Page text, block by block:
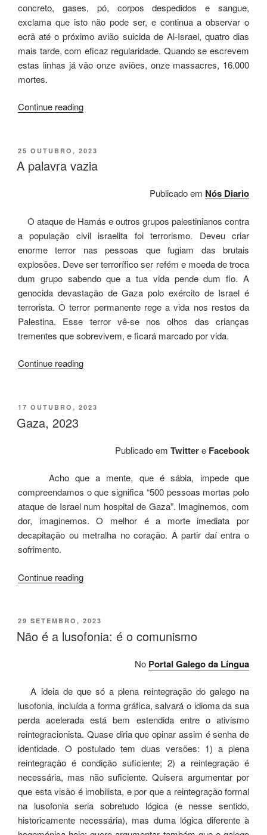
concreto, gases, pó, corpos despedidos e sangue,
exclama que isto não pode ser, e continua a observar o
ecrã até o próximo avião suicida de Al-Israel, quatro dias
mais tarde, com eficaz regularidade. Quando se escrevem
estas linhas já vão onze aviões, onze massacres, 16.000
mortes.
Continue reading“Al-
POSTED
ON
25 OUTUBRO, 2023
A palavra vazia
Publicado em Nós Diario
O ataque de Hamás e outros grupos palestinianos contra
a população civil israelita foi terrorismo. Deveu criar
enorme terror nas pessoas que fugiam das brutais
explosões. Deve ser terrorífico ser refém e moeda de troca
dum grupo sabendo que a tua vida pende dum fio. A
genocida devastação de Gaza polo exército de Israel é
terrorista. O terror permanente rege a vida nos restos da
Palestina. Esse terror vê-se nos olhos das crianças
trementes que sobrevivem, e ficará marcado por vida.
Continue reading“A
POSTED
ON
17 OUTUBRO, 2023
Gaza, 2023
Publicado em Twittere Facebook
Acho que a mente, que é sábia, impede que
compreendamos o que significa “500 pessoas mortas polo
ataque de Israel num hospital de Gaza”. Imaginemos, com
dor, imaginemos. O melhor é a morte imediata por
decapitação ou metralha no coração. A partir daí entra o
sofrimento.
Continue reading“Gaza,
POSTED
ON
29 SETEMBRO, 2023
Não é a lusofonia: é o comunismo
No Portal Galego da Língua
A ideia de que só a plena reintegração do galego na
lusofonia, incluída a forma gráfica, salvará o idioma da sua
perda acelerada está bem estendida entre o ativismo
reintegracionista. Quase diria que opinar assim é senha de
identidade. O postulado tem duas versões: 1) a plena
reintegração é condição suficiente; 2) a reintegração é
necessária, mas não suficiente. Quisera argumentar por
que esta visão é imobilista, e por que a reintegração formal
na lusofonia seria sobretudo lógica (e nesse sentido,
historicamente necessária), mas duma lógica diferente à